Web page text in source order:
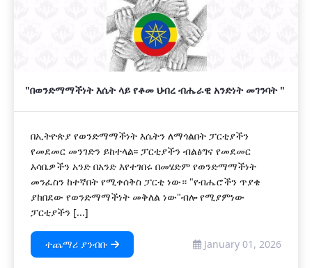
"በወንድማማችነት እሴት ላይ የቆመ ህብረ ብሔራዊ አንድነት መገንባት "
በኢትዮጵያ የወንድማማችነት እሴትን ለማጎልበት ፓርቲያችን
የመደመር መንገድን ይከተላል፡፡ ፓርቲያችን ብልፅግና የመደመር
እሳቤዎችን አንድ በአንድ እየተገበሩ በመሄድም የወንድማማችነት
መንፈስን ከተኛበት የሚቀሰቅስ ፓርቲ ነው። "የብሔሮችን ጥያቄ
ያከበደው የወንድማማችነት መቅለል ነው"ብሎ የሚያምነው
ፓርቲያችን [...]
ተጨማሪ ያንብቡ January 01, 2026